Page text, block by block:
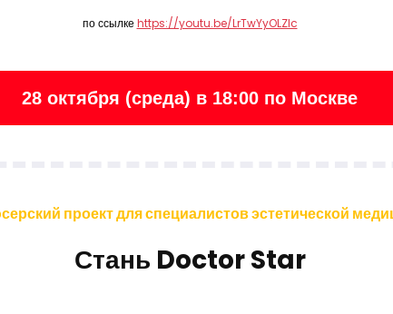
по ссылке https://youtu.be/LrTwYyOLZlc
28 октября (среда) в 18:00 по Москве
проект для специалистов эстетической
Стань Doctor Star